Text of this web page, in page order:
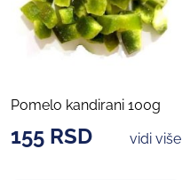
Pomelo kandirani 100g
155 RSD vidi više